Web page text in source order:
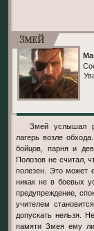
Змей
Змей услышал разговор на повышенных тонах, возвращаясь в
лагерь возле
бойцов, парня и
Полозов не считал,
полезен. Это может
никак не в боевых
предупреждение,
учителем
допускать нельзя.
памяти Змея ему